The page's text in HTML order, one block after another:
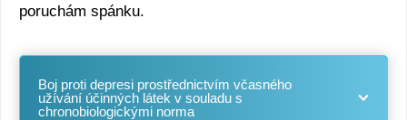
poruchám spánku.
Boj proti depresi prostřednictvím včasného
užívání účinných látek v souladu s
chronobiologickými norma